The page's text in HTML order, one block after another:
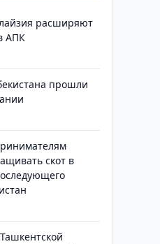
расширяют
АПК
прошли
скот в